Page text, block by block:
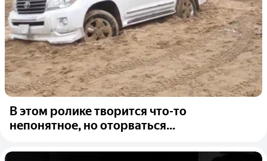
В этом ролике творится что-то
непонятное, но оторваться...